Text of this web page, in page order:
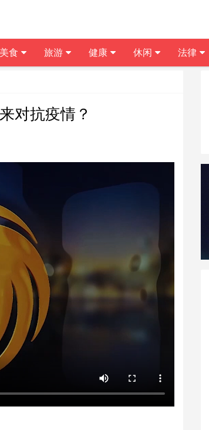
对抗疫情？
美食 旅游 健康 休闲 法律